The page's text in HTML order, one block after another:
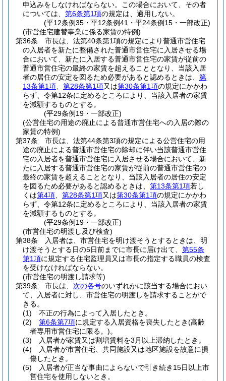
申込みをしなければならない。
この場合において、その者
については、 第6条第1項の規定は、適用しない。
(平12条例35・平12条例41・平24条例15・一部改正)
(市営住宅建替事業に係る家賃の特例)
第36条
市長は、法第40条第1項の規定により普通市営住宅
の入居者を新たに整備された普通市営住宅に入居させる場
合において、新たに入居する普通市営住宅の家賃が従前の
普通市営住宅の最終の家賃を超えることとなり、当該入居
者の居住の安定を図るため必要があると認めるときは、 第
13条第1項
第28条第1項又は第30条第1項の規定にかかわ
らず、令第12条に定めるところにより、当該入居者の家賃
を減額するものとする。
(平29条例19・一部改正)
(公営住宅の用途の廃止による普通市営住宅への入居の際の
家賃の特例)
第37条
市長は、法第44条第3項の規定による公営住宅の用
途の廃止による普通市営住宅の除却に伴い当該普通市営住
宅の入居者を普通市営住宅に入居させる場合において、新
たに入居する普通市営住宅の家賃が従前の普通市営住宅の
最終の家賃を超えることとなり、当該入居者の居住の安定
を図るため必要があると認めるときは、 第13条第1項若し
くは第4項 第28条第1項又は第30条第1項の規定にかかわ
らず、令第12条に定めるところにより、当該入居者の家賃
を減額するものとする。
(平29条例19・一部改正)
(市営住宅の明渡し及び検査)
第38条
入居者は、市営住宅を明け渡そうとするときは、明
け渡そうとする日の5日前までに市長に届け出て、 第55条
第1項に規定する住宅監理員又は市長の指定する職員の検査
を受けなければならない。
(市営住宅の明渡し請求等)
第39条
市長は、 次の各号のいずれかに該当する場合におい
て、入居者に対し、市営住宅の明渡しを請求することがで
きる。
(1)
不正の行為によって入居したとき。
(2)
第6条第7項に規定する入居資格を喪失したとき(高齢
者専用市営住宅に限る。)。
(3)
入居者が家賃又は割増賃料を3月以上滞納したとき。
(4)
入居者が市営住宅、共同施設又は地区施設を故意に損
傷したとき。
(5)
入居者が正当な事由によらないで引き続き15日以上市
営住宅を使用しないとき。